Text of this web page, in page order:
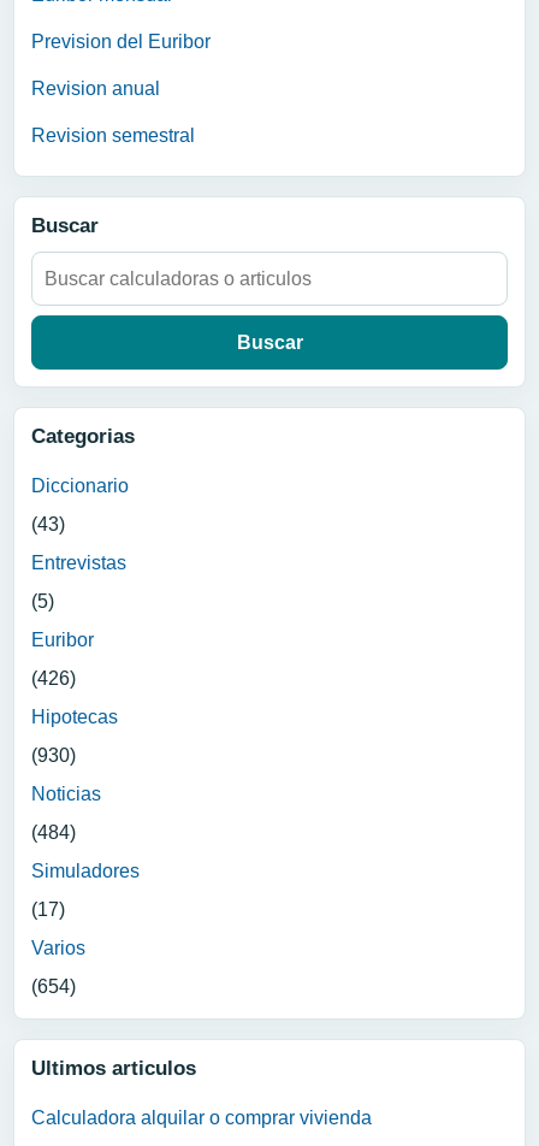
Prevision del Euribor
Revision anual
Revision semestral
Buscar
Buscar:
Categorias
Diccionario
(43)
Entrevistas
(5)
Euribor
(426)
Hipotecas
(930)
Noticias
(484)
Simuladores
(17)
Varios
(654)
Ultimos articulos
Calculadora alquilar o comprar vivienda